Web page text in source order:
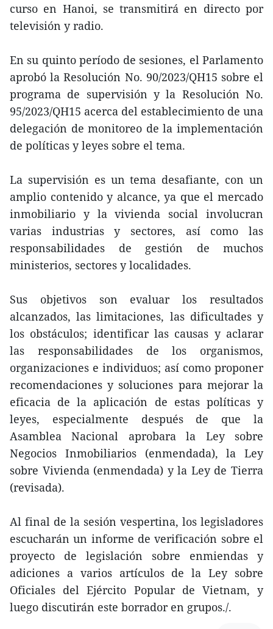
curso en Hanoi, se transmitirá en directo por
televisión y radio.
En su quinto período de sesiones, el Parlamento
aprobó la Resolución No. 90/2023/QH15 sobre el
programa de supervisión y la Resolución No.
95/2023/QH15 acerca del establecimiento de una
delegación de monitoreo de la implementación
de políticas y leyes sobre el tema.
La supervisión es un tema desafiante, con un
amplio contenido y alcance, ya que el mercado
inmobiliario y la vivienda social involucran
varias industrias y sectores, así como las
responsabilidades de gestión de muchos
ministerios, sectores y localidades.
Sus objetivos son evaluar los resultados
alcanzados, las limitaciones, las dificultades y
los obstáculos; identificar las causas y aclarar
las responsabilidades de los organismos,
organizaciones e individuos; así como proponer
recomendaciones y soluciones para mejorar la
eficacia de la aplicación de estas políticas y
leyes, especialmente después de que la
Asamblea Nacional aprobara la Ley sobre
Negocios Inmobiliarios (enmendada), la Ley
sobre Vivienda (enmendada) y la Ley de Tierra
(revisada).
Al final de la sesión vespertina, los legisladores
escucharán un informe de verificación sobre el
proyecto de legislación sobre enmiendas y
adiciones a varios artículos de la Ley sobre
Oficiales del Ejército Popular de Vietnam, y
luego discutirán este borrador en grupos./.